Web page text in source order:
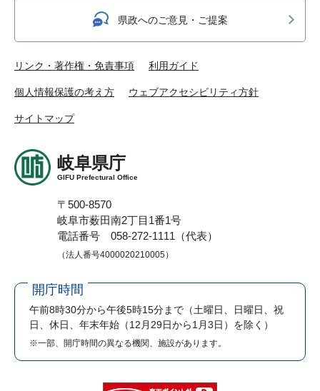
県政へのご意見・ご提案
リンク・著作権・免責事項 利用ガイド
個人情報保護の考え方 ウェブアクセシビリティ方針
サイトマップ
岐阜県庁
GIFU Prefectural Office
〒500-8570
岐阜市薮田南2丁目1番1号
電話番号 058-272-1111（代表）
（法人番号4000020210005）
開庁時間
午前8時30分から午後5時15分まで （土曜日、日曜日、祝
日、休日、年末年始（12月29日から1月3日）を除く）
※一部、開庁時間の異なる機関、施設があります。